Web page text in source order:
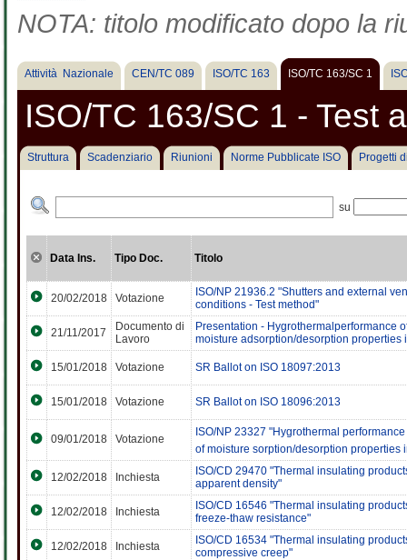
NOTA: titolo modificato dopo la
Attività Nazionale CEN/TC 089 ISO/TC 163 ISO/TC 163/SC 1
ISO/TC 163/SC 1 - Test
Struttura Scadenziario Riunioni Norme Pubblicate ISO Progetti
su
Data Ins. Tipo Doc. Titolo
20/02/2018 Votazione
ISO/NP 21936.2 "Shutters and external
conditions - Test method"
21/11/2017
Documento di
Lavoro
Presentation - Hygrothermalperformance
moisture adsorption/desorption
15/01/2018 Votazione SR Ballot on ISO 18097:2013
15/01/2018 Votazione SR Ballot on ISO 18096:2013
09/01/2018 Votazione
ISO/NP 23327 "Hygrothermal
of moisture sorption/desorption properties
12/02/2018 Inchiesta
ISO/CD 29470 "Thermal insulating
apparent density"
12/02/2018 Inchiesta
ISO/CD 16546 "Thermal insulating
freeze-thaw resistance"
12/02/2018 Inchiesta
ISO/CD 16534 "Thermal insulating
compressive creep"